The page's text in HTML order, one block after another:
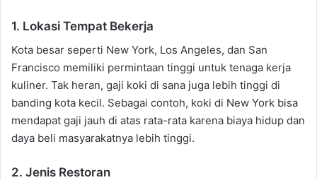
1. Lokasi Tempat Bekerja
Kota besar seperti New York, Los Angeles, dan San
Francisco memiliki permintaan tinggi untuk tenaga kerja
kuliner. Tak heran, gaji koki di sana juga lebih tinggi di
banding kota kecil. Sebagai contoh, koki di New York bisa
mendapat gaji jauh di atas rata-rata karena biaya hidup dan
daya beli masyarakatnya lebih tinggi.
2. Jenis Restoran